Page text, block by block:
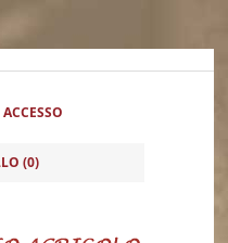
ACCESSO
(0)